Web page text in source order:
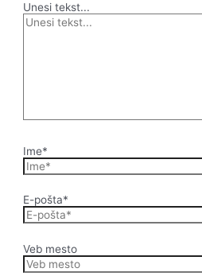
Unesi tekst...
Ime*
E-pošta*
Veb mesto